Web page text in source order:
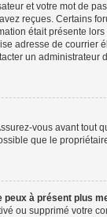
et votre mot de
reçues. Certains
était présente
adresse de courrier
un administrateur
vous avant tout
que le
peux à présent plus
ou supprimé